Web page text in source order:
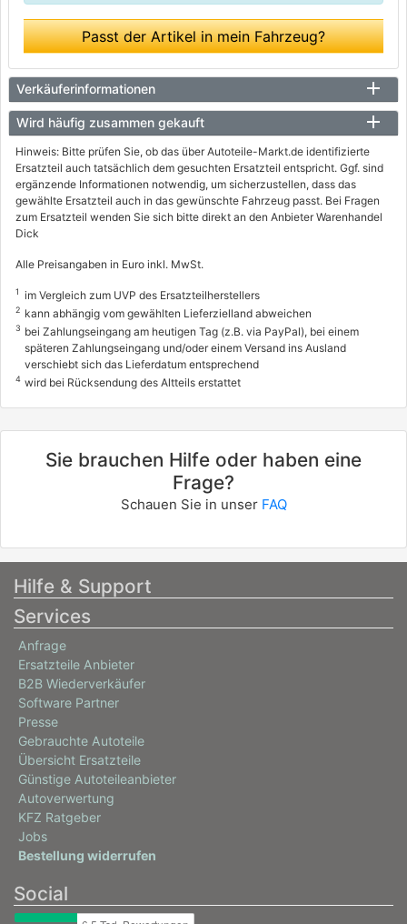
Passt der Artikel in mein Fahrzeug?
Verkäuferinformationen
Wird häufig zusammen gekauft
Hinweis: Bitte prüfen Sie, ob das über Autoteile-Markt.de identifizierte
Ersatzteil auch tatsächlich dem gesuchten Ersatzteil entspricht. Ggf. sind
ergänzende Informationen notwendig, um sicherzustellen, dass das
gewählte Ersatzteil auch in das gewünschte Fahrzeug passt. Bei Fragen
zum Ersatzteil wenden Sie sich bitte direkt an den Anbieter Warenhandel
Dick
Alle Preisangaben in Euro inkl. MwSt.
1 im Vergleich zum UVP des Ersatzteilherstellers
2 kann abhängig vom gewählten Lieferzielland abweichen
3 bei Zahlungseingang am heutigen Tag (z.B. via PayPal), bei einem
späteren Zahlungseingang und/oder einem Versand ins Ausland
verschiebt sich das Lieferdatum entsprechend
4 wird bei Rücksendung des Altteils erstattet
Sie brauchen Hilfe oder haben eine
Frage?
Schauen Sie in unser FAQ
Hilfe & Support
Services
Anfrage
Ersatzteile Anbieter
B2B Wiederverkäufer
Software Partner
Presse
Gebrauchte Autoteile
Übersicht Ersatzteile
Günstige Autoteileanbieter
Autoverwertung
KFZ Ratgeber
Jobs
Bestellung widerrufen
Social